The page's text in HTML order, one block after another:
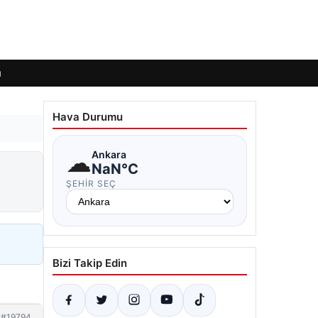
Hava Durumu
☁Ankara
NaN°C
ŞEHIR SEÇ
Bizi Takip Edin